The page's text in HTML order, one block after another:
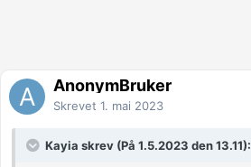
AnonymBruker
Skrevet 1. mai 2023
Kayia skrev (På 1.5.2023 den 13.11):